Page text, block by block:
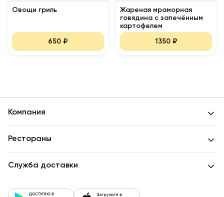
Овощи гриль
650 ₽
Жареная мраморная
говядина с запечённым
картофелем
1350₽
Компания
Рестораны
Служба доставки